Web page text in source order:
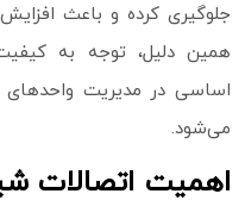
جلوگیری کرده و باعث
همین دلیل، توجه به
اساسی در مدیریت
می‌شود.
اهمیت اتصالات